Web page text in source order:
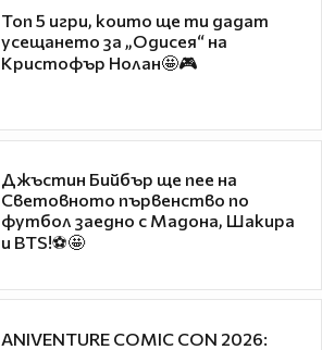
Топ 5 игри, които ще ти дадат
усещането за „Одисея“ на
Кристофър Нолан🤩🎮
Джъстин Бийбър ще пее на
Световното първенство по
футбол заедно с Мадона, Шакира
и BTS!⚽🤩
ANIVENTURE COMIC CON 2026: